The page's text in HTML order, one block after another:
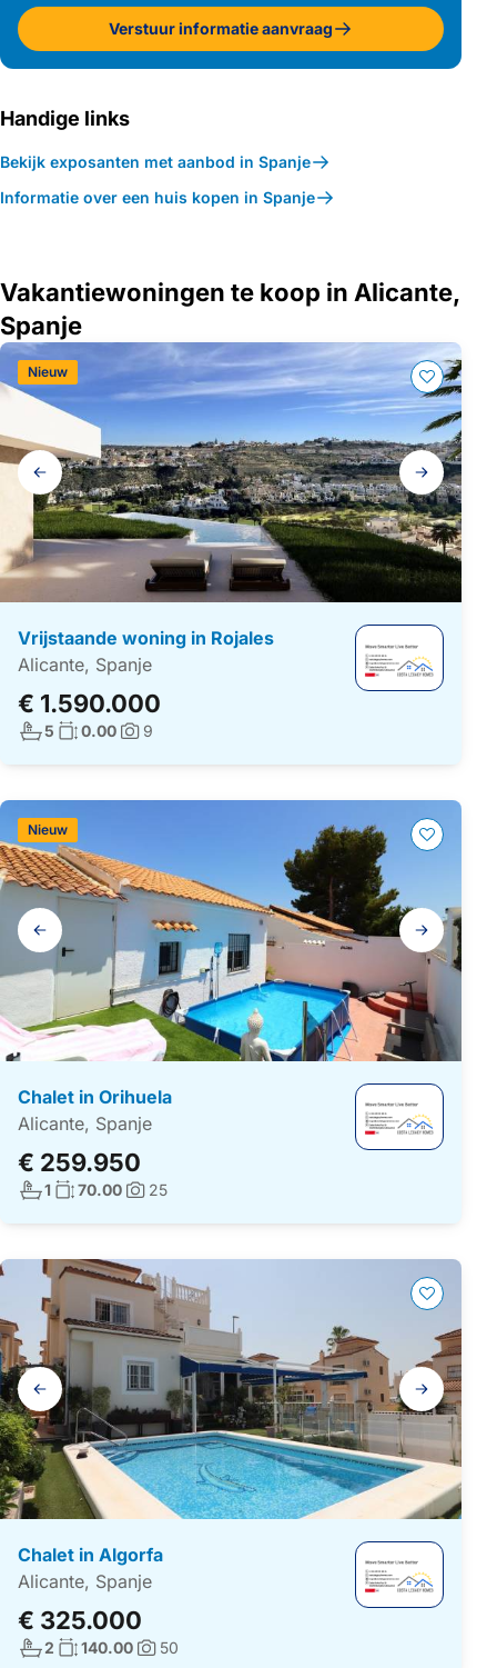
Verstuur informatie aanvraag
Handige links
Bekijk exposanten met aanbod in Spanje
Informatie over een huis kopen in Spanje
Vakantiewoningen te koop in Alicante,
Spanje
Galerij
navigatie
Vrijstaande woning in Rojales
Alicante, Spanje
€ 1.590.000
Nieuw
Aantal badkamers:
5 Woonoppervlakte:
0.00Foto's:
9
Galerij
navigatie
Chalet in Orihuela
Alicante, Spanje
€ 259.950
Nieuw
Aantal badkamers:
1 Woonoppervlakte:
70.00Foto's:
25
Galerij
navigatie
Chalet in Algorfa
Alicante, Spanje
€ 325.000
Aantal badkamers:
2 Woonoppervlakte:
140.00Foto's:
50